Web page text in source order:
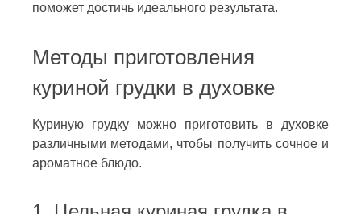
поможет достичь идеального результата.
Методы приготовления
куриной грудки в духовке
Куриную грудку можно приготовить в духовке
различными методами, чтобы получить сочное и
ароматное блюдо.